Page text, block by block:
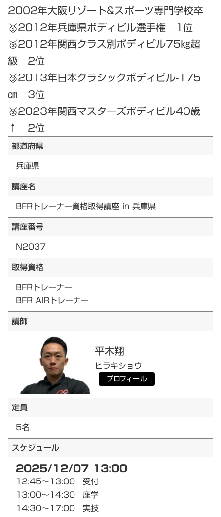
2002年大阪リゾート&スポーツ専門学校卒
🥇2012年兵庫県ボディビル選手権 1位
🥈2012年関西クラス別ボディビル75㎏超
級 2位
🥉2013年日本クラシックボディビル-175
㎝ 3位
🥈2023年関西マスターズボディビル40歳
↑ 2位
都道府県
兵庫県
講座名
BFRトレーナー資格取得講座 in 兵庫県
講座番号
N2037
取得資格
BFRトレーナー
BFR AIRトレーナー
講師
平木翔
ヒラキショウ
プロフィール
定員
5名
スケジュール
2025/12/07 13:00
12:45～13:00 受付
13:00～14:30 座学
14:30～17:00 実技